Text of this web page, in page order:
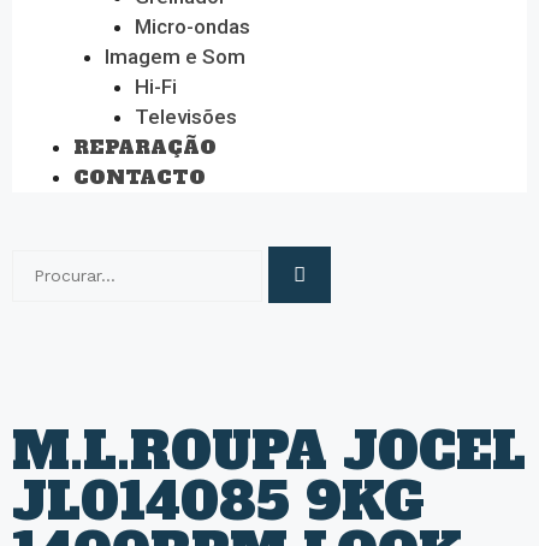
Micro-ondas
Imagem e Som
Hi-Fi
Televisões
REPARAÇÃO
CONTACTO
M.L.ROUPA JOCEL
JL014085 9KG